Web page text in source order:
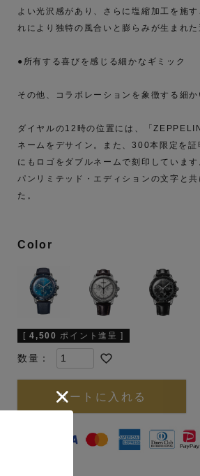
よい光沢感があり、さらに塩縮加工を施
れにより独特の風合いと膨らみが生まれた
●所有する喜びを感じる細かなギミック
その他、コラボレーションを象徴する細か
ダイヤルの12時の位置には、「
ネームをデサイン。また、300本限定を
にもロゴをダブルネームで刻印していま
パンリミテッド・エディションの文字と
た。
Color
[ 4,500 ポイント進呈 ]
カートに入れる